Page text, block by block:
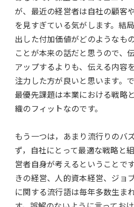
が、最近の経営者は自社の顧客
を見すぎている気がします。結
出した付加価値がどのようなも
ことが本来の話だと思うので、
アップするよりも、伝える内容
注力した方が良いと思います。
最優先課題は本業における戦略
織のフィットなのです。
もう一つは，あまり流行りのバ
ず，自社にとって最適な戦略と
営者自身が考えるということで
きの経営、人的資本経営、ジョ
に関する流行語は毎年多数生ま